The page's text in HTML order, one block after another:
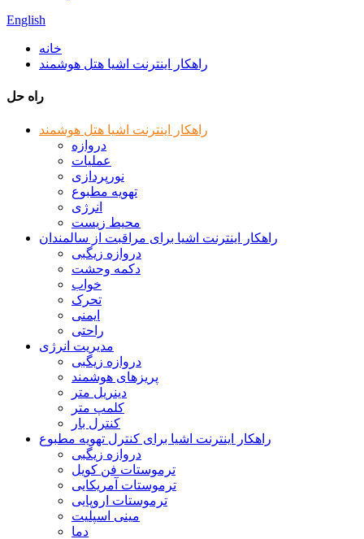
English
خانه
راهکار اینترنت اشیا هتل هوشمند
راه حل
راهکار اینترنت اشیا هتل هوشمند
دروازه
عملیات
نورپردازی
تهویه مطبوع
انرژی
محیط زیست
راهکار اینترنت اشیا برای مراقبت از سالمندان
دروازه زیگبی
دکمه وحشت
خواب
تحرک
ایمنی
راحتی
مدیریت انرژی
دروازه زیگبی
پریزهای هوشمند
دینریل متر
کلمپ متر
کنترل بار
راهکار اینترنت اشیا برای کنترل تهویه مطبوع
دروازه زیگبی
ترموستات فن کویل
ترموستات آمریکایی
ترموستات اروپایی
مینی اسپلیت
دما